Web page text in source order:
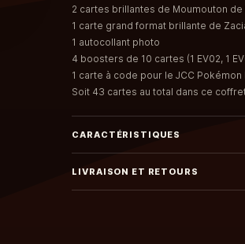
2 cartes brillantes de Moumouton
1 carte grand format brillante de
1 autocollant photo
4 boosters de 10 cartes (1 EV02, 1
1 carte à code pour le JCC Pokémon
Soit 43 cartes au total dans ce
CARACTÉRISTIQUES
LIVRAISON ET RETOURS